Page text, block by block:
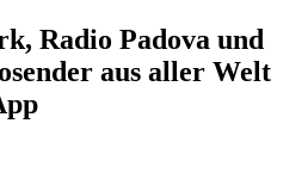
Radio Padova und
aus aller Welt